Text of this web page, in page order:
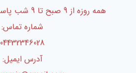
همه روزه از 9 صبح تا 9 شب پاسخگوی شما هستیم
شماره تماس:
04432346028
آدرس ایمیل: